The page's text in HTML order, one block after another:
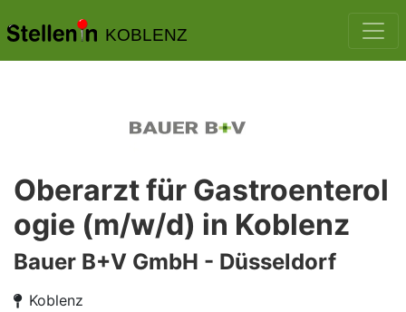
KOBLENZ
Oberarzt für Gastroenterol
ogie (m/w/d) in Koblenz
Bauer B+V GmbH - Düsseldorf
Koblenz